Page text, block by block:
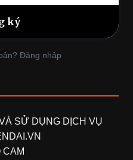
Đăng nhập
SỬ DỤNG DỊCH VỤ
CAM